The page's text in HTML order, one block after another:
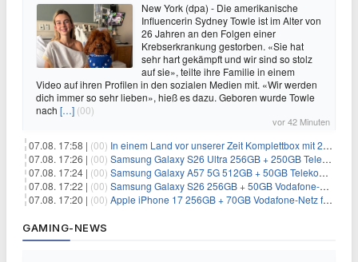
New York (dpa) - Die amerikanische
Influencerin Sydney Towle ist im Alter von
26 Jahren an den Folgen einer
Krebserkrankung gestorben. «Sie hat
sehr hart gekämpft und wir sind so stolz
auf sie», teilte ihre Familie in einem
Video auf ihren Profilen in den sozialen Medien mit. «Wir werden
dich immer so sehr lieben», hieß es dazu. Geboren wurde Towle
nach […] (00)
vor 42 Minuten
07.08. 17:58 | (00) In einem Land vor unserer Zeit Komplettbox mit 27 DVDs für 59,49€
07.08. 17:26 | (00) Samsung Galaxy S26 Ultra 256GB + 250GB Telekom-Netz für 34€/Monat (effektiv 5,42€/Monat)
07.08. 17:24 | (00) Samsung Galaxy A57 5G 512GB + 50GB Telekom-Netz für 20€/Monat (effektiv 3,33€/Monat)
07.08. 17:22 | (00) Samsung Galaxy S26 256GB + 50GB Vodafone-Netz für 19,99€/Monat (effektiv 1,26€/Monat)
07.08. 17:20 | (00) Apple iPhone 17 256GB + 70GB Vodafone-Netz für 34,99€/Monat (effektiv 6,41€/Monat)
GAMING-NEWS